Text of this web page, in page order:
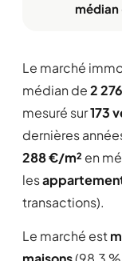
médian
Le marché
médian de2
mesuré sur173
dernières
288 €/m² en
les
transactions).
Le marché est